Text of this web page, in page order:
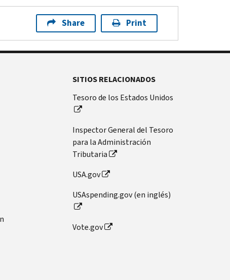
Share Print
SITIOS RELACIONADOS
Tesoro de los Estados Unidos
Inspector General del Tesoro
para la Administración
Tributaria
USA.gov
USAspending.gov (en inglés)
Vote.gov